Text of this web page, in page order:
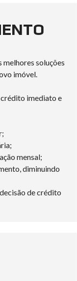
melhores soluções
imóvel.
imediato e
mensal;
diminuindo
de crédito